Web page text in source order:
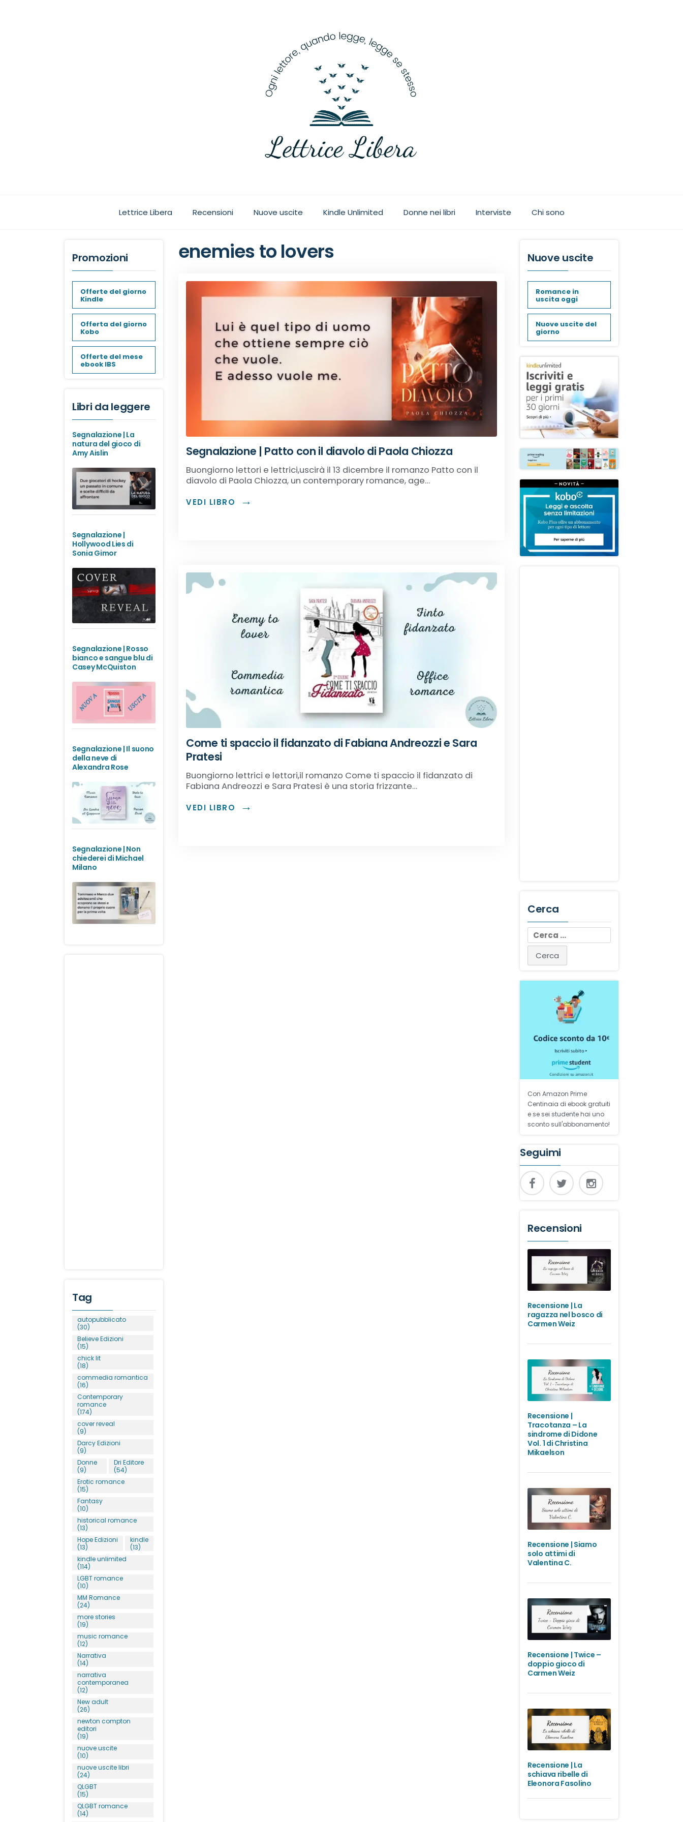
Lettrice Libera Recensioni Nuove uscite Kindle Unlimited Donne nei libri Interviste Chi sono
enemies to lovers
Segnalazione | Patto con il diavolo di Paola Chiozza
Buongiorno lettori e lettrici,uscirà il 13 dicembre il romanzo Patto con il
diavolo di Paola Chiozza, un contemporary romance, age…
VEDI LIBRO
Come ti spaccio il fidanzato di Fabiana Andreozzi e Sara
Pratesi
Buongiorno lettrici e lettori,il romanzo Come ti spaccio il fidanzato di
Fabiana Andreozzi e Sara Pratesi è una storia frizzante…
VEDI LIBRO
Promozioni
Offerte del giorno
Kindle
Offerta del giorno
Kobo
Offerte del mese
ebook IBS
Libri da leggere
Segnalazione | La
natura del gioco di
Amy Aislin
Segnalazione |
Hollywood Lies di
Sonia Gimor
Segnalazione | Rosso
bianco e sangue blu di
Casey McQuiston
Segnalazione | Il suono
della neve di
Alexandra Rose
Segnalazione | Non
chiederei di Michael
Milano
Tag
autopubblicato
(30)
Believe Edizioni
(15)
chick lit
(18)
commedia romantica
(16)
Contemporary
romance
(174)
cover reveal
(9)
Darcy Edizioni
(9)
Donne
(9)
Dri Editore
(54)
Erotic romance
(15)
Fantasy
(10)
historical romance
(13)
Hope Edizioni
(13)
kindle
(13)
kindle unlimited
(114)
LGBT romance
(10)
MM Romance
(24)
more stories
(19)
music romance
(12)
Narrativa
(14)
narrativa
contemporanea
(12)
New adult
(26)
newton compton
editori
(19)
nuove uscite
(10)
nuove uscite libri
(24)
QLGBT
(15)
QLGBT romance
(14)
Nuove uscite
Romance in
uscita oggi
Nuove uscite del
giorno
Cerca
Ricerca
per:
Con Amazon Prime
Centinaia di ebook gratuiti
e se sei studente hai uno
sconto sull'abbonamento!
Seguimi
Recensioni
Recensione | La
ragazza nel bosco di
Carmen Weiz
Recensione |
Tracotanza – La
sindrome di Didone
Vol. 1 di Christina
Mikaelson
Recensione | Siamo
solo attimi di
Valentina C.
Recensione | Twice –
doppio gioco di
Carmen Weiz
Recensione | La
schiava ribelle di
Eleonora Fasolino